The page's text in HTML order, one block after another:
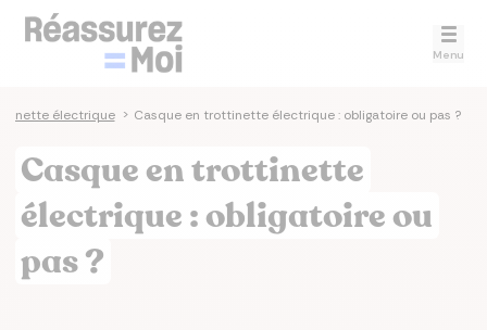
Menu
électrique > Casque en trottinette électrique : obligatoire ou pas ?
Casque en trottinette
électrique : obligatoire ou
pas ?